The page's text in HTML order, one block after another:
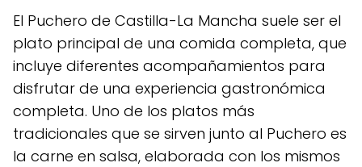
El Puchero de Castilla-La Mancha suele ser el
plato principal de una comida completa, que
incluye diferentes acompañamientos para
disfrutar de una experiencia gastronómica
completa. Uno de los platos más
tradicionales que se sirven junto al Puchero es
la carne en salsa, elaborada con los mismos